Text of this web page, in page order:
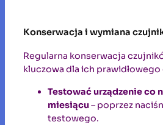
Konserwacja i wymiana
Regularna konserwacja
kluczowa dla ich prawidłowego
Testować urządzenie co
miesiącu– poprzez
testowego.